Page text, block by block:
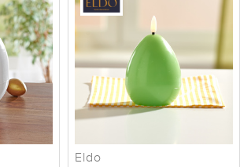
Eldo